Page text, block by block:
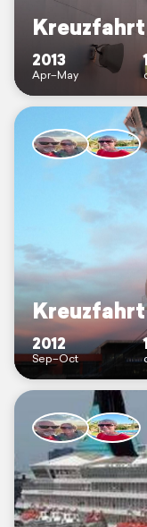
Kreuzfahrt
2013
Apr–May
2012
Sep–Oct